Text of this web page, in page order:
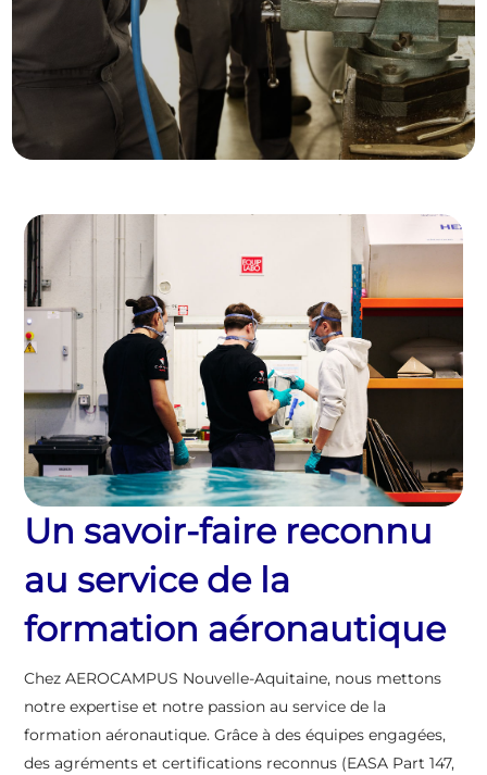
Un savoir-faire reconnu
au service de la
formation aéronautique
Chez AEROCAMPUS Nouvelle-Aquitaine, nous mettons
notre expertise et notre passion au service de la
formation aéronautique. Grâce à des équipes engagées,
des agréments et certifications reconnus (EASA Part 147,